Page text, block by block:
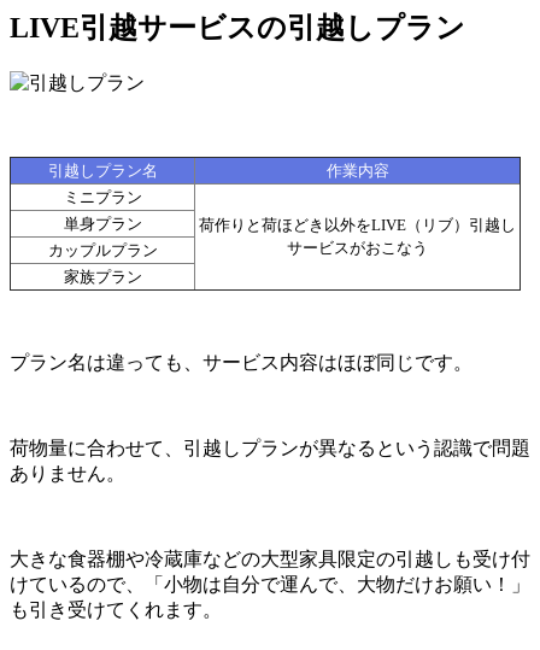
LIVE引越サービスの引越しプラン
引越しプラン名
作業内容
ミニプラン
荷作りと荷ほどき以外をLIVE（リブ）引越し
サービスがおこなう
単身プラン
カップルプラン
家族プラン
プラン名は違っても、サービス内容はほぼ同じです。
荷物量に合わせて、引越しプランが異なるという認識で問題
ありません。
大きな食器棚や冷蔵庫などの大型家具限定の引越しも受け付
けているので、
「小物は自分で運んで、大物だけお願い！」
も引き受けてくれます。